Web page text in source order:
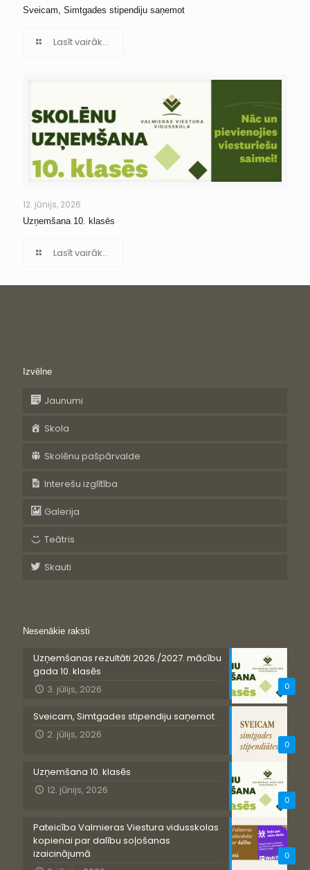
Sveicam, Simtgades stipendiju saņemot
Lasīt vairāk...
12. jūnijs, 2026
Uzņemšana 10. klasēs
Lasīt vairāk...
Izvēlne
Jaunumi
Skola
Skolēnu pašpārvalde
Interešu izglītība
Galerija
Teātris
Skauti
Nesenākie raksti
0
Uzņemšanas rezultāti 2026./2027. mācību
gada 10. klasēs
3. jūlijs, 2026
0
Sveicam, Simtgades stipendiju saņemot
2. jūlijs, 2026
0
Uzņemšana 10. klasēs
12. jūnijs, 2026
0
Pateicība Valmieras Viestura vidusskolas
kopienai par dalību soļošanas
izaicinājumā